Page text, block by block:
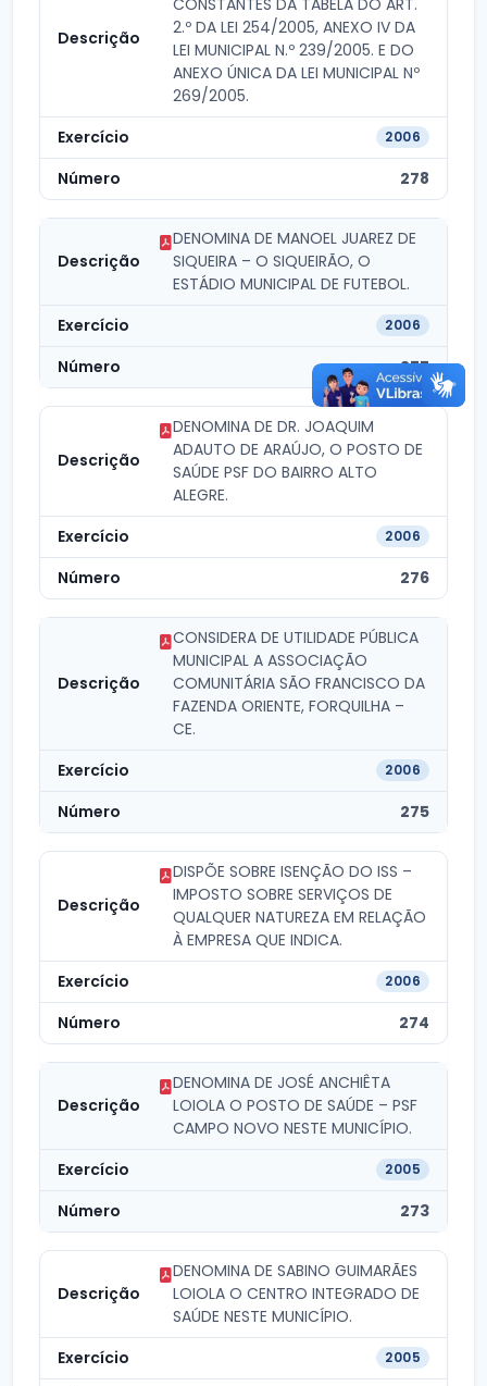
2.º DA LEI 254/2005, ANEXO IV DA
LEI MUNICIPAL N.º 239/2005. E DO
ANEXO ÚNICA DA LEI MUNICIPAL Nº
269/2005.
2006
278
DENOMINA DE MANOEL JUAREZ DE
SIQUEIRA – O SIQUEIRÃO, O
ESTÁDIO MUNICIPAL DE FUTEBOL.
2006
277
DENOMINA DE DR. JOAQUIM
ADAUTO DE ARAÚJO, O POSTO DE
SAÚDE PSF DO BAIRRO ALTO
ALEGRE.
2006
276
CONSIDERA DE UTILIDADE PÚBLICA
MUNICIPAL A ASSOCIAÇÃO
COMUNITÁRIA SÃO FRANCISCO DA
FAZENDA ORIENTE, FORQUILHA –
CE.
2006
275
DISPÕE SOBRE ISENÇÃO DO ISS –
IMPOSTO SOBRE SERVIÇOS DE
QUALQUER NATUREZA EM RELAÇÃO
À EMPRESA QUE INDICA.
2006
274
DENOMINA DE JOSÉ ANCHIÊTA
LOIOLA O POSTO DE SAÚDE – PSF
CAMPO NOVO NESTE MUNICÍPIO.
2005
273
DENOMINA DE SABINO GUIMARÃES
LOIOLA O CENTRO INTEGRADO DE
SAÚDE NESTE MUNICÍPIO.
2005